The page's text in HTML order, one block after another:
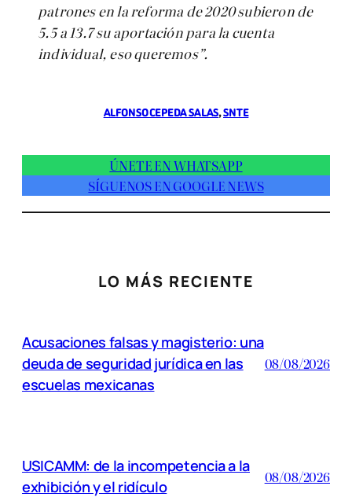
patrones en la reforma de 2020 subieron de
5.5 a 13.7 su aportación para la cuenta
individual, eso queremos”.
ALFONSO CEPEDA SALAS, SNTE
ÚNETE EN WHATSAPP
SÍGUENOS EN GOOGLE NEWS
LO MÁS RECIENTE
Acusaciones falsas y magisterio: una
deuda de seguridad jurídica en las
escuelas mexicanas
08/08/2026
USICAMM: de la incompetencia a la
exhibición y el ridículo
08/08/2026